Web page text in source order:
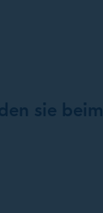
sie beim